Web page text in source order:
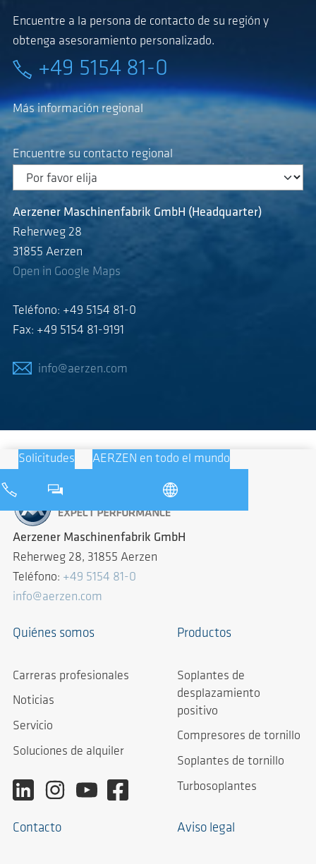
Encuentre a la persona de contacto de su región y
obtenga asesoramiento personalizado.
+49 5154 81-0
Más información regional
Encuentre su contacto regional
Aerzener Maschinenfabrik GmbH (Headquarter)
Reherweg 28
31855 Aerzen
Open in Google Maps
Teléfono: +49 5154 81-0
Fax: +49 5154 81-9191
info@aerzen.com
Solicitudes AERZEN en todo el mundo
Aerzener Maschinenfabrik GmbH
Reherweg 28, 31855 Aerzen
Teléfono: +49 5154 81-0
info@aerzen.com
Quiénes somos
Carreras profesionales
Noticias
Servicio
Soluciones de alquiler
Productos
Soplantes de
desplazamiento
positivo
Compresores de tornillo
Soplantes de tornillo
Turbosoplantes
Contacto Aviso legal